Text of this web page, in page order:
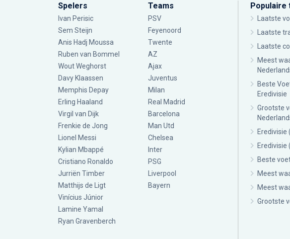
Spelers
Ivan Perisic
Sem Steijn
Anis Hadj Moussa
Ruben van Bommel
Wout Weghorst
Davy Klaassen
Memphis Depay
Erling Haaland
Virgil van Dijk
Frenkie de Jong
Lionel Messi
Kylian Mbappé
Cristiano Ronaldo
Jurriën Timber
Matthijs de Ligt
Vinícius Júnior
Lamine Yamal
Ryan Gravenberch
Teams
PSV
Feyenoord
Twente
AZ
Ajax
Juventus
Milan
Real Madrid
Barcelona
Man Utd
Chelsea
Inter
PSG
Liverpool
Bayern
Populaire
Laatste
Laatste
Laatste
Meest
Beste
Eredivisie
Grootste
Eredivisie
Eredivisie
Beste
Meest
Meest
Grootste